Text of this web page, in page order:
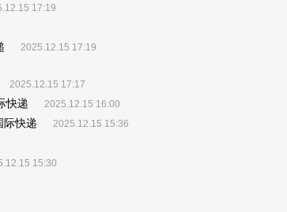
17:19
2025.12.15 17:19
2025.12.15 17:17
快递 2025.12.15 16:00
际快递 2025.12.15 15:36
15:30